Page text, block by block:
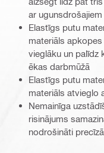
ar
Elastīgs putu
materiāls
vieglāku un palīdz
ēkas darbmūžā
Elastīgs putu
materiāls atvieglo
Nemainīga
risinājums
nodrošināti